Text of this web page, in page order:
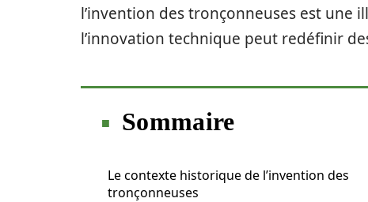
l’invention des tronçonneuses est
l’innovation technique peut redéfinir
Sommaire
Le contexte historique de l’invention des
tronçonneuses